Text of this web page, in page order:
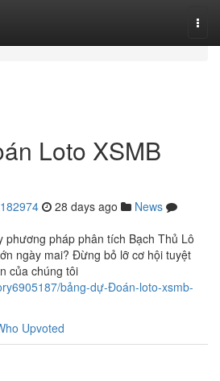
Loto XSMB
28 days ago
News
phương pháp phân tích Bạch Thủ Lô
ngày mai? Đừng bỏ lỡ cơ hội tuyệt
của chúng tôi
bảng-dự-Đoán-loto-xsmb-
Upvoted